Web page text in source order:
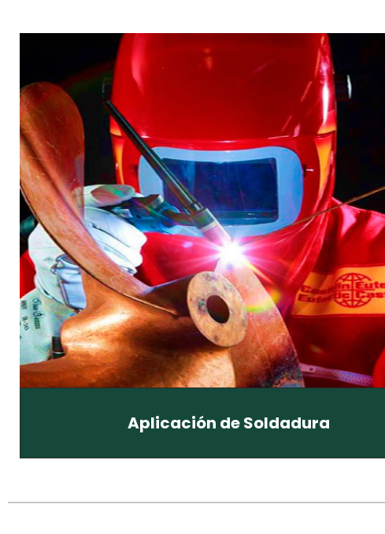
Aplicación de Soldadura